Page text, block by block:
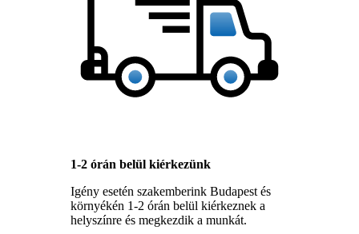
1-2 órán belül kiérkezünk
Igény esetén szakemberink Budapest és
környékén 1-2 órán belül kiérkeznek a
helyszínre és megkezdik a munkát.